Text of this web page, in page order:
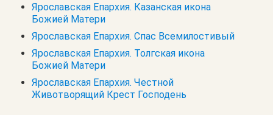
Ярославская Епархия. Казанская икона
Божией Матери
Ярославская Епархия. Спас Всемилостивый
Ярославская Епархия. Толгская икона
Божией Матери
Ярославская Епархия. Честной
Животворящий Крест Господень